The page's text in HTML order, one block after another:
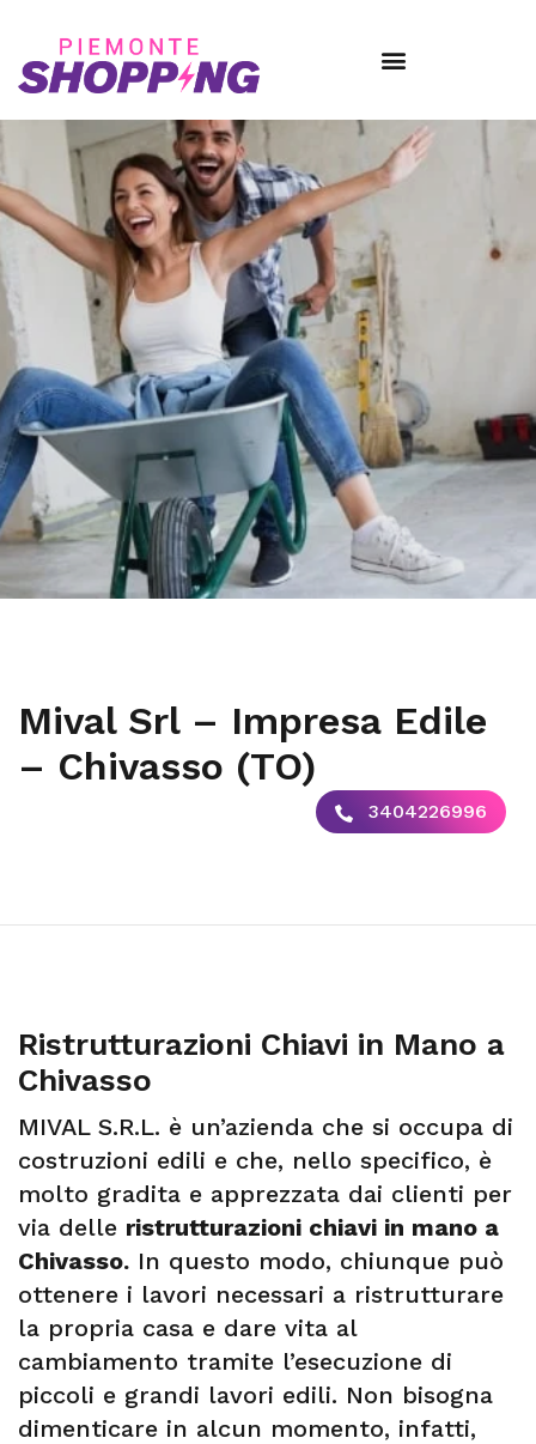
Mival Srl – Impresa Edile
– Chivasso (TO)
3404226996
Ristrutturazioni Chiavi in Mano a
Chivasso
MIVAL S.R.L. è un’azienda che si occupa di
costruzioni edili e che, nello specifico, è
molto gradita e apprezzata dai clienti per
via delle ristrutturazioni chiavi in mano a
Chivasso. In questo modo, chiunque può
ottenere i lavori necessari a ristrutturare
la propria casa e dare vita al
cambiamento tramite l’esecuzione di
piccoli e grandi lavori edili. Non bisogna
dimenticare in alcun momento, infatti,